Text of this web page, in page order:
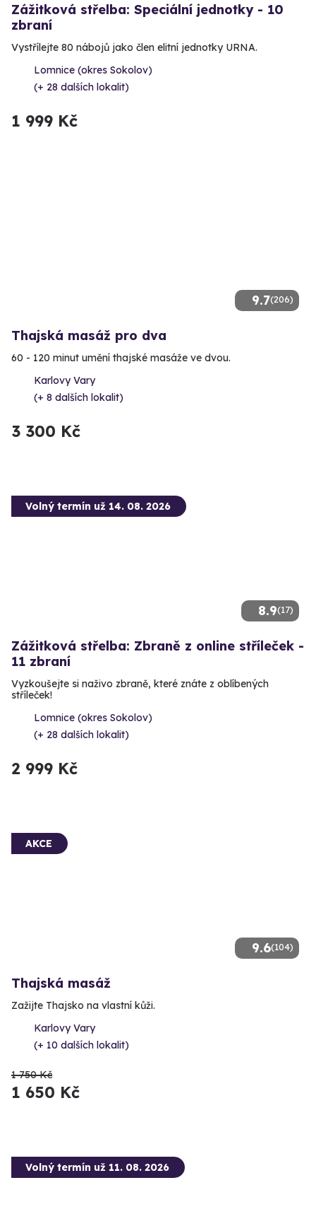
Zážitková střelba: Speciální jednotky - 10
zbraní
Vystřílejte 80 nábojů jako člen elitní jednotky URNA.
Lomnice (okres Sokolov)
(+ 28 dalších lokalit)
1 999 Kč
9.7(206)
Thajská masáž pro dva
60 - 120 minut umění thajské masáže ve dvou.
Karlovy Vary
(+ 8 dalších lokalit)
3 300 Kč
8.9(17)
Volný termín už 14. 08. 2026
Zážitková střelba: Zbraně z online stříleček -
11 zbraní
Vyzkoušejte si naživo zbraně, které znáte z oblíbených
stříleček!
Lomnice (okres Sokolov)
(+ 28 dalších lokalit)
2 999 Kč
9.6(104)
AKCE
Thajská masáž
Zažijte Thajsko na vlastní kůži.
Karlovy Vary
(+ 10 dalších lokalit)
1 750 Kč
1 650 Kč
Volný termín už 11. 08. 2026